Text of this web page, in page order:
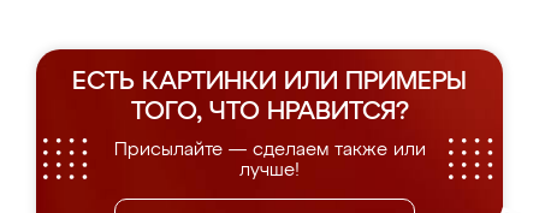
ЕСТЬ КАРТИНКИ ИЛИ ПРИМЕРЫ
ТОГО, ЧТО НРАВИТСЯ?
Присылайте — сделаем также или
лучше!